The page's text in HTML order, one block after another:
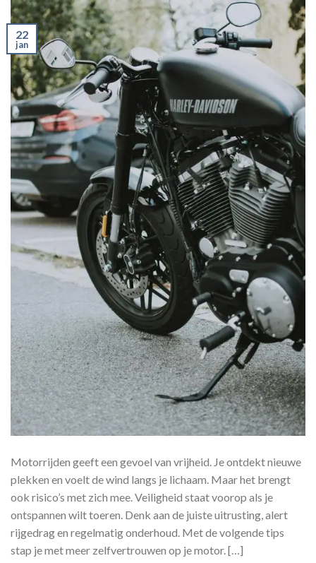
22
jan
Motorrijden geeft een gevoel van vrijheid. Je ontdekt nieuwe
plekken en voelt de wind langs je lichaam. Maar het brengt
ook risico’s met zich mee. Veiligheid staat voorop als je
ontspannen wilt toeren. Denk aan de juiste uitrusting, alert
rijgedrag en regelmatig onderhoud. Met de volgende tips
stap je met meer zelfvertrouwen op je motor. […]